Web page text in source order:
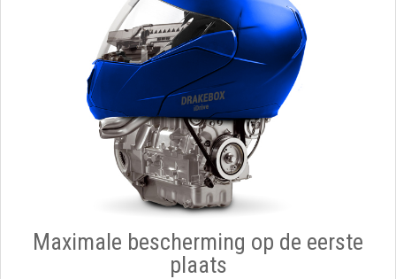
Maximale bescherming op de eerste
plaats